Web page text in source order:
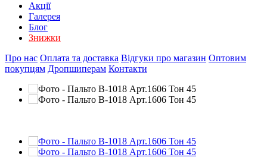
Акції
Галерея
Блог
Знижки
Про нас Оплата та доставка Відгуки про магазин Оптовим
покупцям Дропшиперам Контакти